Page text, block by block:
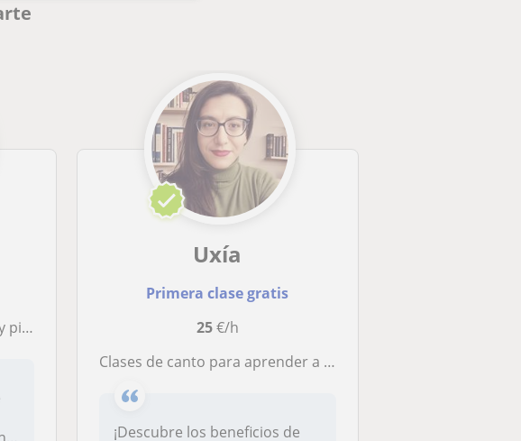
Uxía
Primera clase gratis
25€/h
Clases de canto para aprender a trabajar la voz. Indicada tanto para personas interesadas en el canto como personas que trabajan con la voz. Otros instrumentos: Piano, violín, violonchelo. Precio especial por más de una especialidad
¡Descubre los beneficios de